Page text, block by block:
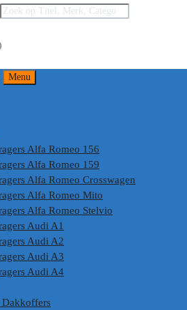
Menu
Alfa Romeo 156
Alfa Romeo 159
Alfa Romeo Crosswagen
Alfa Romeo Mito
Alfa Romeo Stelvio
Audi A1
Audi A2
Audi A3
Audi A4
Dakkoffers